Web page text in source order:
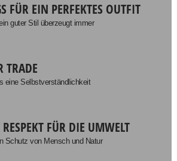
FÜR EIN PERFEKTES OUTFIT
guter Stil überzeugt immer
TRADE
eine Selbstverständlichkeit
FÜR DIE UMWELT
Schutz von Mensch und Natur